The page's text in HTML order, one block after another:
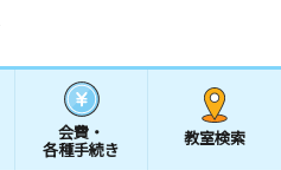
会費・
各種手続き
教室検索